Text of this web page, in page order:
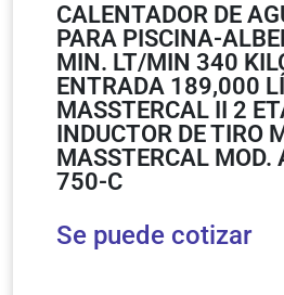
CALENTADOR DE
PARA PISCINA-
MIN. LT/MIN 340
ENTRADA 189,000
MASSTERCAL II 2
INDUCTOR DE TIRO
MASSTERCAL MOD.
750-C
Se puede cotizar